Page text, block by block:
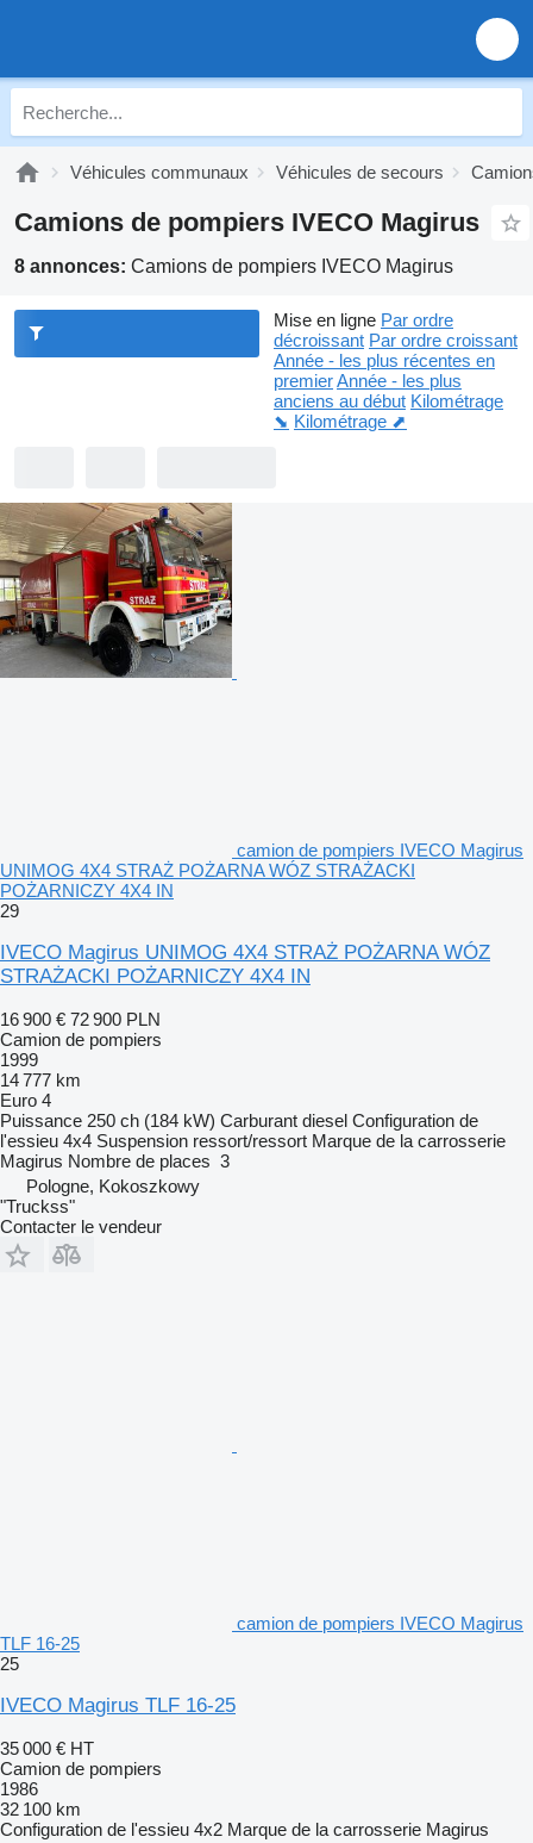
Véhicules communaux Véhicules de secours
Camions de pompiers IVECO Magirus
8 annonces: Camions de pompiers IVECO Magirus
Mise en ligne Par ordre
décroissant Par ordre croissant
Année - les plus récentes en
premierAnnée - les plus
anciens au début Kilométrage
⬊ Kilométrage ⬈
camion de pompiers IVECO Magirus
UNIMOG 4X4 STRAŻ POŻARNA WÓZ STRAŻACKI
POŻARNICZY 4X4 IN
29
IVECO Magirus UNIMOG 4X4 STRAŻ POŻARNA WÓZ
STRAŻACKI POŻARNICZY 4X4 IN
16 900 € 72 900 PLN
Camion de pompiers
1999
14 777 km
Euro 4
Puissance 250 ch (184 kW) Carburant diesel Configuration de
l'essieu 4x4 Suspension ressort/ressort Marque de la carrosserie
Magirus Nombre de places 3
Pologne, Kokoszkowy
"Truckss"
Contacter le vendeur
camion de pompiers IVECO Magirus
TLF 16-25
25
IVECO Magirus TLF 16-25
35 000 € HT
Camion de pompiers
1986
32 100 km
Configuration de l'essieu 4x2 Marque de la carrosserie Magirus